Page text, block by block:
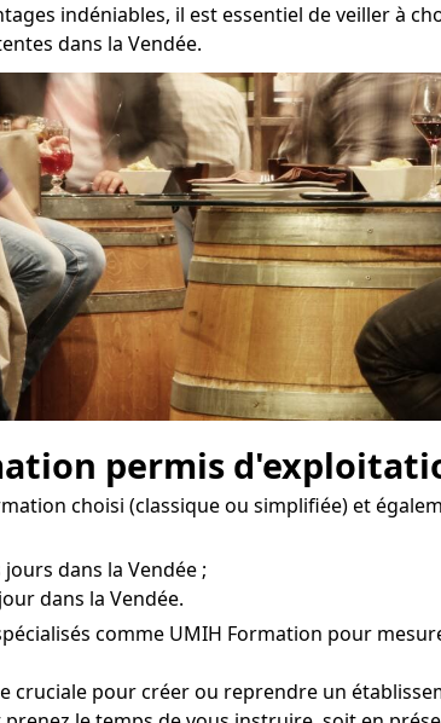
indéniables, il est essentiel de veiller à
dans la Vendée.
permis
choisi (classique ou simplifiée) et
dans la Vendée ;
dans la Vendée.
comme UMIH Formation pour
pour créer ou reprendre un